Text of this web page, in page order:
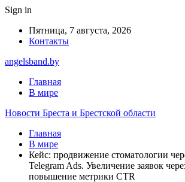
Sign in
Пятница, 7 августа, 2026
Контакты
angelsband.by
Главная
В мире
Новости Бреста и Брестской области
Главная
В мире
Кейс: продвижение стоматологии
Telegram Ads. Увеличение заявок
повышение метрики CTR